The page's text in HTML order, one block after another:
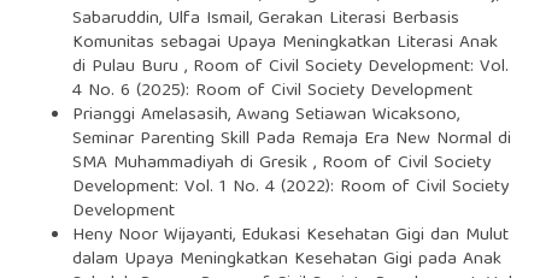
Sabaruddin, Ulfa Ismail,Gerakan Literasi Berbasis
Komunitas sebagai Upaya Meningkatkan Literasi Anak
di Pulau Buru , Room of Civil Society Development: Vol.
4 No. 6 (2025): Room of Civil Society Development
Prianggi Amelasasih, Awang Setiawan Wicaksono,
Seminar Parenting Skill Pada Remaja Era New Normal di
SMA Muhammadiyah di Gresik, Room of Civil Society
Development: Vol. 1 No. 4 (2022): Room of Civil Society
Development
Heny Noor Wijayanti, Edukasi Kesehatan Gigi dan Mulut
dalam Upaya Meningkatkan Kesehatan Gigi pada Anak